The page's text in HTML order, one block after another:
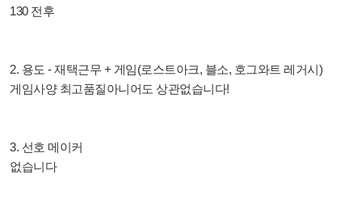
130 전후
2. 용도 - 재택근무 + 게임(로스트아크, 블소, 호그와트 레거시)
게임사양 최고품질아니어도 상관없습니다!
3. 선호 메이커
없습니다